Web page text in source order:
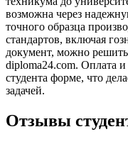
возможна через
точного образца
стандартов, включая
документ, можно
diploma24.com. Оплата
студента форме, что
задачей.
Отзывы